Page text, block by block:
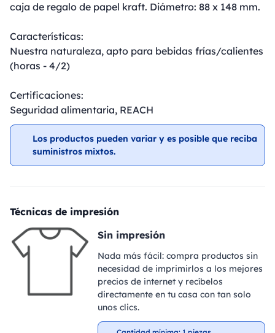
caja de regalo de papel kraft. Diámetro: 88 x 148 mm.
Características:
Nuestra naturaleza, apto para bebidas frías/calientes
(horas - 4/2)
Certificaciones:
Seguridad alimentaria, REACH
Los productos pueden variar y es posible que reciba
suministros mixtos.
Técnicas de impresión
Sin impresión
Nada más fácil: compra productos sin
necesidad de imprimirlos a los mejores
precios de internet y recíbelos
directamente en tu casa con tan solo
unos clics.